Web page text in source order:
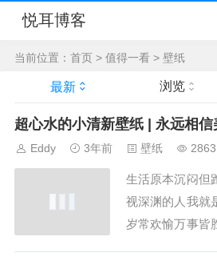
悦耳博客
当前位置： 首页 > 值得一看 > 壁纸
最新 浏览
超心水的小清新壁纸 | 永远相信
Eddy 3年前 壁纸 2863
生活原本沉闷但
视深渊的人我就
岁常欢愉万事皆